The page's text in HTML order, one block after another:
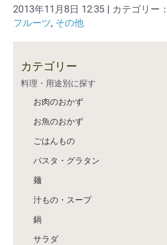
2013年11月8日 12:35 | カテゴリー：
フルーツ, その他
カテゴリー
料理・用途別に探す
お肉のおかず
お魚のおかず
ごはんもの
パスタ・グラタン
麺
汁もの・スープ
鍋
サラダ